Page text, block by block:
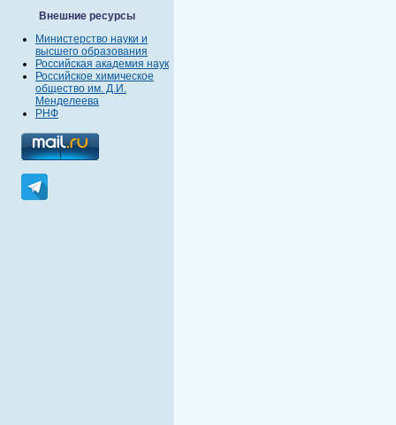
Внешние ресурсы
Министерство науки и
высшего образования
Российская академия наук
Российское химическое
общество им. Д.И.
Менделеева
РНФ